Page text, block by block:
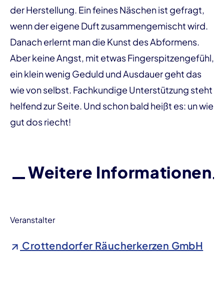
der Herstellung. Ein feines Näschen ist gefragt,
wenn der eigene Duft zusammengemischt wird.
Danach erlernt man die Kunst des Abformens.
Aber keine Angst, mit etwas Fingerspitzengefühl,
ein klein wenig Geduld und Ausdauer geht das
wie von selbst. Fachkundige Unterstützung steht
helfend zur Seite. Und schon bald heißt es: un wie
gut dos riecht!
Weitere Informationen
Veranstalter
Crottendorfer Räucherkerzen GmbH